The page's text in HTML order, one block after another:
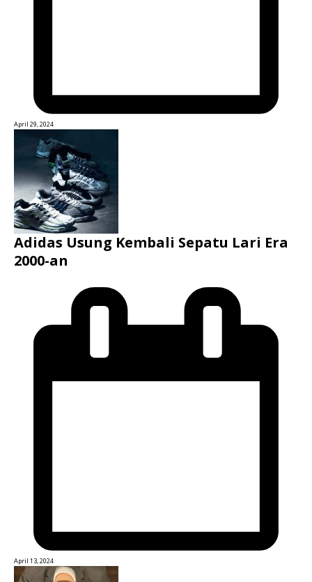
April 29, 2024
Adidas Usung Kembali Sepatu Lari Era
2000-an
April 13, 2024